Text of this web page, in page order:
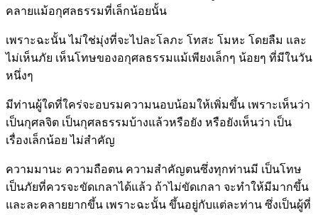
คลายแม้อกุศลธรรมที่เล็กน้อยนั้น
เพราะฉะนั้น ไม่ใช่มุ่งที่จะไปละโลภะ โทสะ โมหะ โดยลืม และ
ไม่เห็นภัย เห็นโทษของอกุศลธรรมแม้เพียงเล็กๆ น้อยๆ ที่มีในวัน
หนึ่งๆ
มีท่านผู้ใดที่ใคร่จะอบรมความนอบน้อมให้เพิ่มขึ้น เพราะเห็นว่า
เป็นกุศลจิต เป็นกุศลธรรมบ้างแล้วหรือยัง หรือยังเห็นว่า เป็น
เรื่องเล็กน้อย ไม่สำคัญ
ความมานะ ความถือตน ความสำคัญตนซึ่งทุกท่านมี เป็นโทษ
เป็นภัยที่ควรจะขัดเกลาได้แล้ว ถ้าไม่ขัดเกลา จะทำให้มีมากขึ้น
และละคลายยากขึ้น เพราะฉะนั้น ขึ้นอยู่กับแต่ละท่าน ซึ่งเป็นผู้ที่